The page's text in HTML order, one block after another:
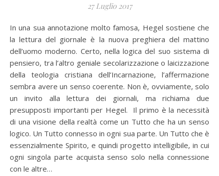
27 Luglio 2017
In una sua annotazione molto famosa, Hegel sostiene che
la lettura del giornale è la nuova preghiera del mattino
dell’uomo moderno. Certo, nella logica del suo sistema di
pensiero, tra l’altro geniale secolarizzazione o laicizzazione
della teologia cristiana dell’Incarnazione, l’affermazione
sembra avere un senso coerente. Non è, ovviamente, solo
un invito alla lettura dei giornali, ma richiama due
presupposti importanti per Hegel. Il primo è la necessità
di una visione della realtà come un Tutto che ha un senso
logico. Un Tutto connesso in ogni sua parte. Un Tutto che è
essenzialmente Spirito, e quindi progetto intelligibile, in cui
ogni singola parte acquista senso solo nella connessione
con le altre…